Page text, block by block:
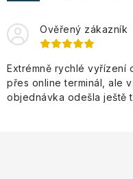
Ověřený zákazník
Extrémně rychlé vyřízení
přes online terminál, ale
objednávka odešla ještě